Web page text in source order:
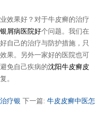
果好？对于牛皮癣的治疗
屑病医院好个问题。我们在
自己的治疗与防护措施，只
果。另外一家好的医院也可
免自己疾病的沈阳牛皮癣皮
。
疗银 下一篇: 牛皮皮癣中医怎